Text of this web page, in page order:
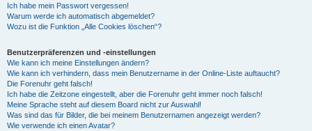
Ich habe mein Passwort vergessen!
Warum werde ich automatisch abgemeldet?
Wozu ist die Funktion „Alle Cookies löschen“?
Benutzerpräferenzen und -einstellungen
Wie kann ich meine Einstellungen ändern?
Wie kann ich verhindern, dass mein Benutzername in der Online-Liste auftaucht?
Die Forenuhr geht falsch!
Ich habe die Zeitzone eingestellt, aber die Forenuhr geht immer noch falsch!
Meine Sprache steht auf diesem Board nicht zur Auswahl!
Was sind das für Bilder, die bei meinem Benutzernamen angezeigt werden?
Wie verwende ich einen Avatar?